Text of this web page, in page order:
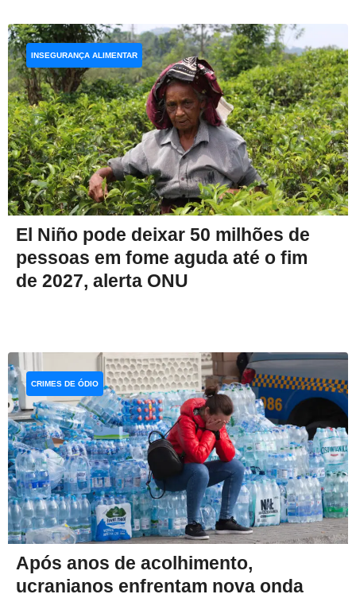
El Niño pode deixar 50 milhões de
pessoas em fome aguda até o fim
de 2027, alerta ONU
INSEGURANÇA ALIMENTAR
Após anos de acolhimento,
ucranianos enfrentam nova onda
CRIMES DE ÓDIO